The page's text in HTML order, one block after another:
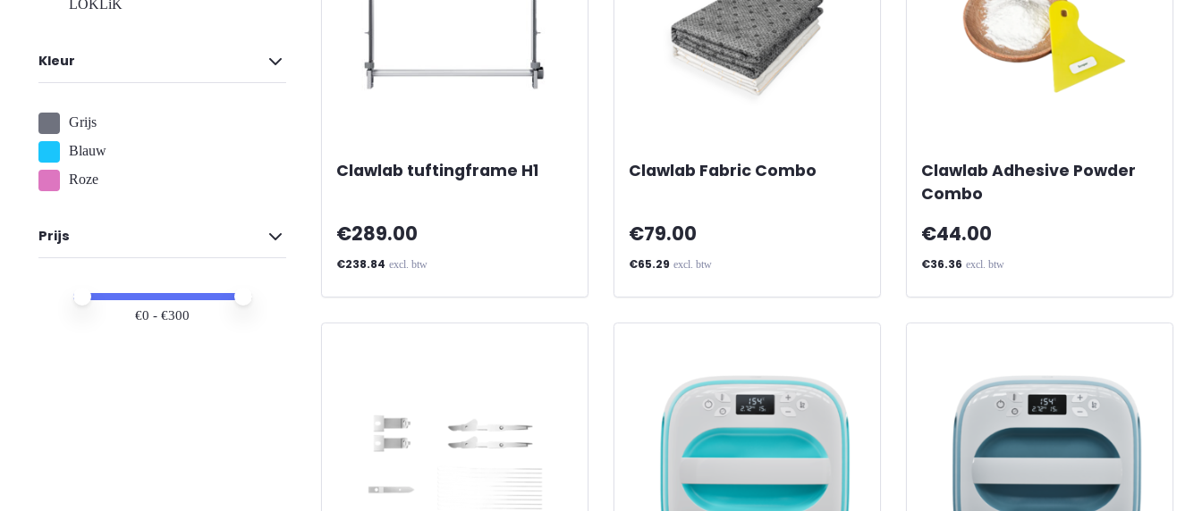
LOKLiK
Kleur
Grijs
Blauw
Roze
Prijs
Minimale prijs
Maximale prijs
€0 - €300
Clawlab tuftingframe H1
€289.00
€238.84 excl. btw
Clawlab Fabric Combo
€79.00
€65.29 excl. btw
Clawlab Adhesive Powder
Combo
€44.00
€36.36 excl. btw